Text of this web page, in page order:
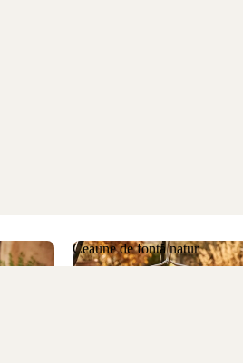
Ceaune de fontă natur